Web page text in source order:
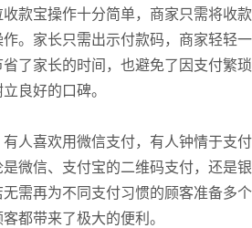
款宝操作十分简单，商家只需将收
。家长只需出示付款码，商家轻轻
了家长的时间，也避免了因支付繁
良好的口碑。
人喜欢用微信支付，有人钟情于支
微信、支付宝的二维码支付，还是
需再为不同支付习惯的顾客准备多
都带来了极大的便利。